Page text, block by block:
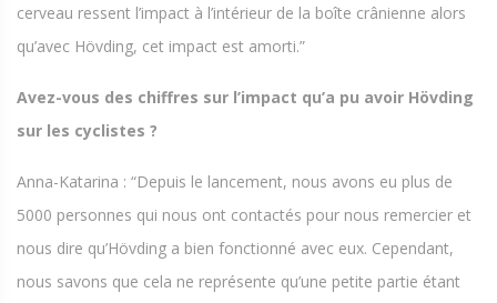
cerveau ressent l’impact à l’intérieur de la boîte crânienne alors
qu’avec Hövding, cet impact est amorti.”
Avez-vous des chiffres sur l’impact qu’a pu avoir Hövding
sur les cyclistes ?
Anna-Katarina : “Depuis le lancement, nous avons eu plus de
5000 personnes qui nous ont contactés pour nous remercier et
nous dire qu’Hövding a bien fonctionné avec eux. Cependant,
nous savons que cela ne représente qu’une petite partie étant